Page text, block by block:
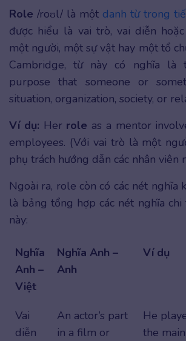
Role /roʊl/ là một danh từ trong
được hiểu là vai trò, vai diễn
một người, một sự vật hay một tổ
Cambridge, từ này có nghĩa là
purpose that someone or
situation, organization, society, or
Ví dụ: Her role as a mentor
employees. (Với vai trò là một
phụ trách hướng dẫn các nhân viên
Ngoài ra, role còn có các nét nghĩa
là bảng tổng hợp các nét nghĩa chi
này:
Nghĩa
Anh –
Việt
Nghĩa Anh –
Anh
Ví dụ
Vai
diễn
An actor’s part
in a film or
He
the